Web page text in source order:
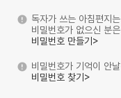
독자가 쓰는 아침편지
비밀번호가 없으신 분
비밀번호 만들기>
비밀번호가 기억이 안
비밀번호 찾기>